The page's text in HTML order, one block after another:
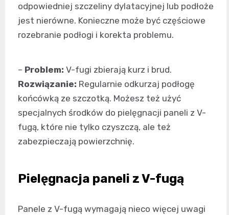
odpowiedniej szczeliny dylatacyjnej lub podłoże
jest nierówne. Konieczne może być częściowe
rozebranie podłogi i korekta problemu.
– Problem: V-fugi zbierają kurz i brud.
Rozwiązanie: Regularnie odkurzaj podłogę
końcówką ze szczotką. Możesz też użyć
specjalnych środków do pielęgnacji paneli z V-
fugą, które nie tylko czyszczą, ale też
zabezpieczają powierzchnię.
Pielęgnacja paneli z V-fugą
Panele z V-fugą wymagają nieco więcej uwagi